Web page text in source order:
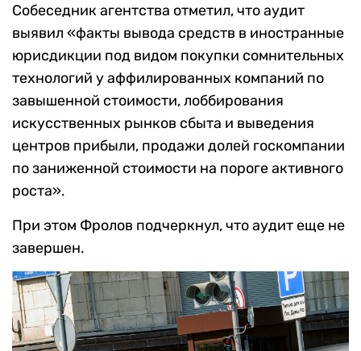
Собеседник агентства отметил, что аудит
выявил «факты вывода средств в иностранные
юрисдикции под видом покупки сомнительных
технологий у аффилированных компаний по
завышенной стоимости, лоббирования
искусственных рынков сбыта и выведения
центров прибыли, продажи долей госкомпании
по заниженной стоимости на пороге активного
роста».
При этом Фролов подчеркнул, что аудит еще не
завершен.